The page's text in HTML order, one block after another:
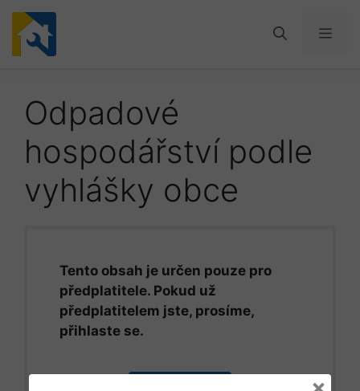
Přeskočit
obsah
Odpadové
hospodářství podle
vyhlášky obce
Tento obsah je určen pouze pro
předplatitele. Pokud už
předplatitelem jste, prosíme,
přihlaste se.